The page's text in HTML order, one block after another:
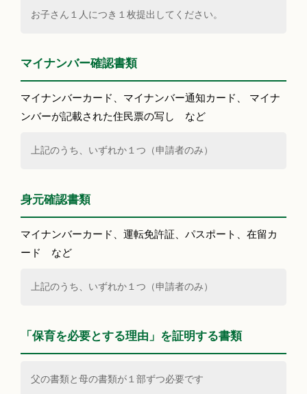
お子さん１人につき１枚提出してください。
マイナンバー確認書類
マイナンバーカード、マイナンバー通知カード、 マイナ
ンバーが記載された住民票の写し など
上記のうち、いずれか１つ（申請者のみ）
身元確認書類
マイナンバーカード、運転免許証、パスポート、在留カ
ード など
上記のうち、いずれか１つ（申請者のみ）
「保育を必要とする理由」を証明する書類
父の書類と母の書類が１部ずつ必要です